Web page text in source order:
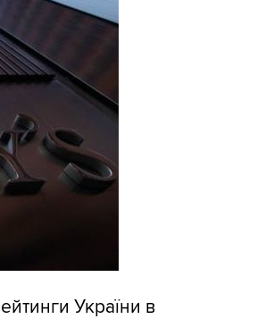
України в